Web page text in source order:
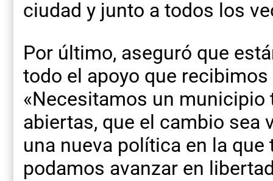
ciudad y junto a todos los
Por último, aseguró que
todo el apoyo que
«Necesitamos un municipio
abiertas, que el cambio sea
una nueva política en la
podamos avanzar en